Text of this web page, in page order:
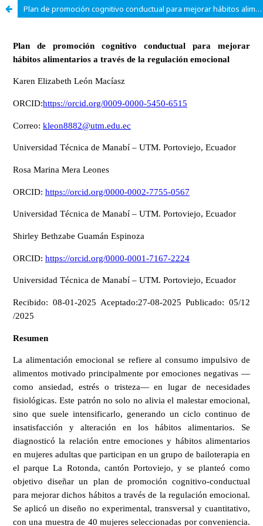
Plan de promoción cognitivo conductual para mejorar hábitos alimentarios a través de la regulación emocional